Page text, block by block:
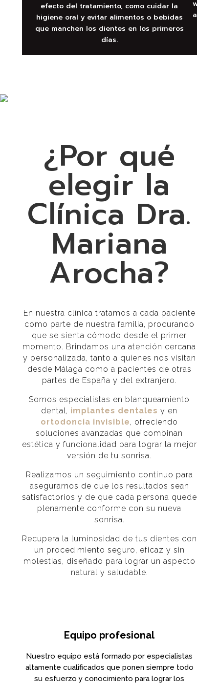
efecto del tratamiento, como cuidar la
higiene oral y evitar alimentos o bebidas
que manchen los dientes en los primeros
días.
¿Por qué
elegir la
Clínica Dra.
Mariana
Arocha?
En nuestra clínica tratamos a cada paciente
como parte de nuestra familia, procurando
que se sienta cómodo desde el primer
momento. Brindamos una atención cercana
y personalizada, tanto a quienes nos visitan
desde Málaga como a pacientes de otras
partes de España y del extranjero.
Somos especialistas en blanqueamiento
dental, implantes dentales y en
ortodoncia invisible, ofreciendo
soluciones avanzadas que combinan
estética y funcionalidad para lograr la mejor
versión de tu sonrisa.
Realizamos un seguimiento continuo para
asegurarnos de que los resultados sean
satisfactorios y de que cada persona quede
plenamente conforme con su nueva
sonrisa.
Recupera la luminosidad de tus dientes con
un procedimiento seguro, eficaz y sin
molestias, diseñado para lograr un aspecto
natural y saludable.
Equipo profesional
Nuestro equipo está formado por especialistas
altamente cualificados que ponen siempre todo
su esfuerzo y conocimiento para lograr los